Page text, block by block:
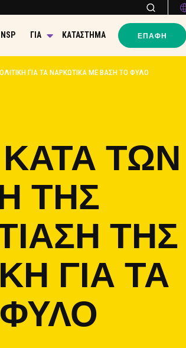
ΓΙΑ ΚΑΤΆΣΤΗΜΑ ΕΠΑΦΉ
ΓΙΑ ΤΑ ΝΑΡΚΩΤΙΚΆ ΜΕ ΒΆΣΗ ΤΟ ΦΎΛΟ
ΤΩΝ
ΤΗΣ
ΤΗΣ
ΓΙΑ ΤΑ